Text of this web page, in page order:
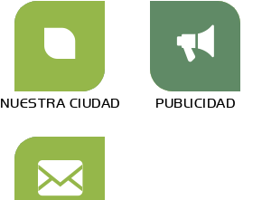
NUESTRA CIUDAD PUBLICIDAD